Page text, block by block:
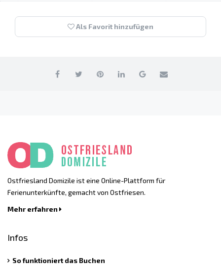
Als Favorit hinzufügen
Ostfriesland Domizile ist eine Online-Plattform für
Ferienunterkünfte, gemacht von Ostfriesen.
Mehr erfahren
Infos
So funktioniert das Buchen